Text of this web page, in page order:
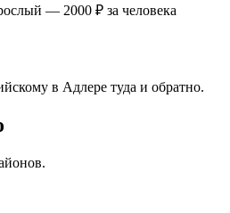
— 2000 ₽ за человека
в Адлере туда и обратно.